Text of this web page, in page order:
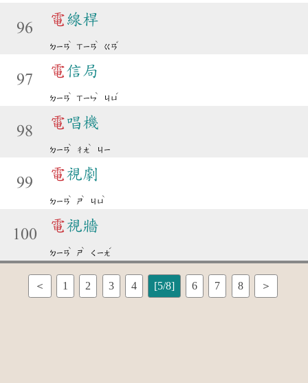
96
電線桿
ㄉㄧㄢ
ˋ
ㄒㄧㄢ
ˋ
ㄍㄢ
ˇ
97
電信局
ㄉㄧㄢ
ˋ
ㄒㄧㄣ
ˋ
ㄐㄩ
ˊ
98
電唱機
ㄉㄧㄢ
ˋ
ㄔㄤ
ˋ
ㄐㄧ
99
電視劇
ㄉㄧㄢ
ˋ
ㄕ
ˋ
ㄐㄩ
ˋ
100
電視牆
ㄉㄧㄢ
ˋ
ㄕ
ˋ
ㄑㄧㄤ
ˊ
＜ 1 2 3 4 [5/8] 6 7 8 ＞